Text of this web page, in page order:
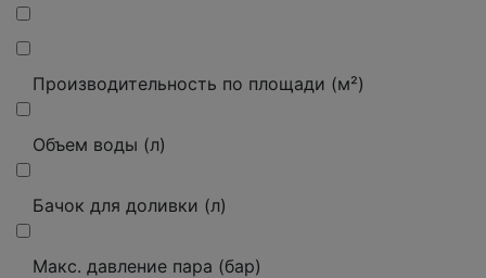
Производительность по площади (м²)
Объем воды (л)
Бачок для доливки (л)
Макс. давление пара (бар)